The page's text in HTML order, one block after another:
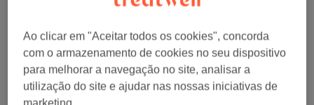
Beleza Natural - Maria Gouveia não aceita
momento. Utiliza a barra de pesquisa no
topo da página para explorar os salões
disponíveis na tua zona.Vais encontrar
vários profissionais bem avaliados prontos
Ao clicar em "Aceitar todos os cookies", concorda
com o armazenamento de cookies no seu dispositivo
para melhorar a navegação no site, analisar a
utilização do site e ajudar nas nossas iniciativas de